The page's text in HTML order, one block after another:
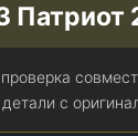
Патриот
с